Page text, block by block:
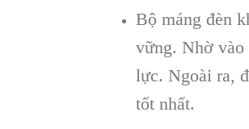
Bộ máng đèn
vững. Nhờ vào
lực. Ngoài ra,
tốt nhất.